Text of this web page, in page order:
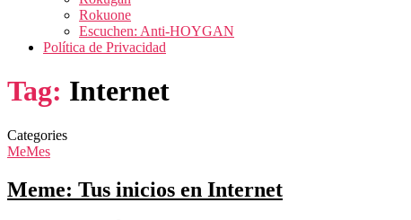
Rokuone
Escuchen: Anti-HOYGAN
Política de Privacidad
Tag: Internet
Categories
MeMes
Meme: Tus inicios en Internet